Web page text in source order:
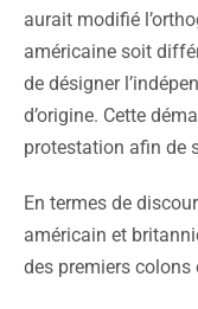
aurait modifié
américaine soit
de désigner
d’origine. Cette
protestation afin de
En termes de
américain et
des premiers colons